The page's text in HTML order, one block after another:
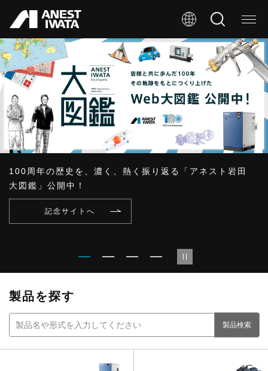
イ
ン
コ
ン
テ
ン
ツ
移
動
100周年の歴史を、濃く、熱く振り返る「アネスト岩田
大図鑑」公開中！
記念サイトへ
製品を探す